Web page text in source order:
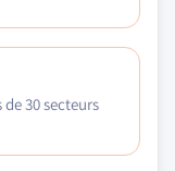
30 secteurs